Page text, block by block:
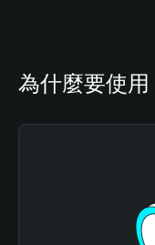
為什麼要使